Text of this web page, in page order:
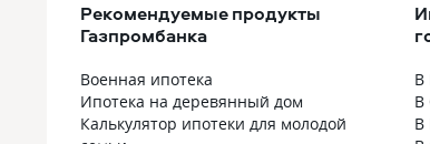
Рекомендуемые продукты
Газпромбанка
Военная ипотека
Ипотека на деревянный дом
Калькулятор ипотеки для молодой
В
В
В